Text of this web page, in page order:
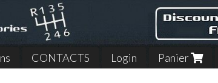
CONTACTS Login Panier